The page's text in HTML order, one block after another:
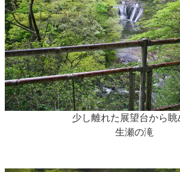
少し離れた展望台から眺
生瀬の滝